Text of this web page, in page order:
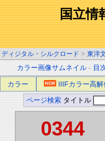
国立情
ディジタル・シルクロード > 東洋
カラー画像サムネイル - 目
カラー IIIFカラー高解
ページ検索 タイトル
0344